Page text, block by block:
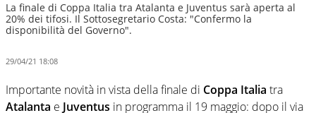
La finale di Coppa Italia tra Atalanta e Juventus sarà aperta al
20% dei tifosi. Il Sottosegretario Costa: "Confermo la
disponibilità del Governo".
29/04/21 18:08
Importante novità in vista della finale di Coppa Italia tra
Atalanta e Juventus in programma il 19 maggio: dopo il via